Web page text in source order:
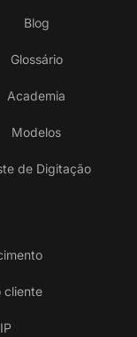
Blog
Glossário
Academia
Modelos
de Digitação
cliente